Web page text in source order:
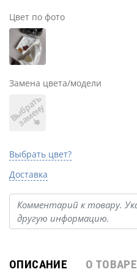
Цвет по фото
Замена цвета/модели
В
ы
б
р
а
т
ь
з
а
м
е
н
у
Выбрать цвет?
Доставка
ОПИСАНИЕ О ТОВАРЕ